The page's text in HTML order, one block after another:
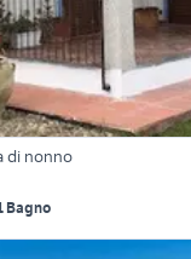
di nonno
Bagno